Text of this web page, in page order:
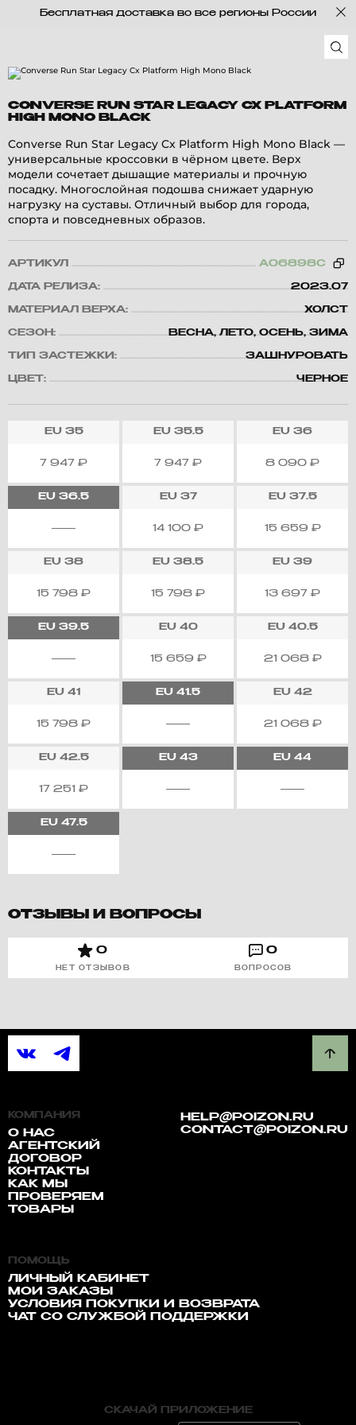
Бесплатная доставка во все регионы России
CONVERSE RUN STAR LEGACY CX PLATFORM
HIGH MONO BLACK
Converse Run Star Legacy Cx Platform High Mono Black —
универсальные кроссовки в чёрном цвете. Верх
модели сочетает дышащие материалы и прочную
посадку. Многослойная подошва снижает ударную
нагрузку на суставы. Отличный выбор для города,
спорта и повседневных образов.
АРТИКУЛ A06898C
ДАТА РЕЛИЗА: 2023.07
МАТЕРИАЛ ВЕРХА: ХОЛСТ
СЕЗОН: ВЕСНА, ЛЕТО, ОСЕНЬ, ЗИМА
ТИП ЗАСТЕЖКИ: ЗАШНУРОВАТЬ
ЦВЕТ: ЧЕРНОЕ
EU35
7 947 ₽
EU35.5
7 947 ₽
EU 36
8 090 ₽
EU 36.5 EU37
14 100 ₽
EU37.5
15 659 ₽
EU 38
15 798 ₽
EU 38.5
15 798 ₽
EU 39
13 697 ₽
EU 39.5 EU40
15 659 ₽
EU40.5
21 068 ₽
EU 41
15 798 ₽
EU 41.5 EU42
21 068 ₽
EU42.5
17 251 ₽
EU43 EU 44
EU47.5
ОТЗЫВЫ И ВОПРОСЫ
0
НЕТ ОТЗЫВОВ
0
ВОПРОСОВ
КОМПАНИЯ
О НАС
АГЕНТСКИЙ
ДОГОВОР
КОНТАКТЫ
КАК МЫ
ПРОВЕРЯЕМ
ТОВАРЫ
HELP@POIZON.RU
CONTACT@POIZON.RU
ПОМОЩЬ
ЛИЧНЫЙ КАБИНЕТ
МОИ ЗАКАЗЫ
УСЛОВИЯ ПОКУПКИ И ВОЗВРАТА
ЧАТ СО СЛУЖБОЙ ПОДДЕРЖКИ
СКАЧАЙ ПРИЛОЖЕНИЕ